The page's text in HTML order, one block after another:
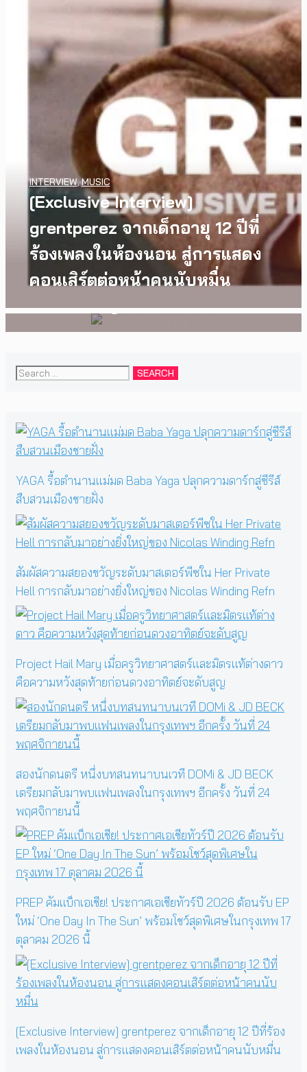
[Exclusive Interview]
grentperez จากเด็กอายุ 12 ปีที่
ร้องเพลงในห้องนอน สู่การแสดง
คอนเสิร์ตต่อหน้าคนนับหมื่น
INTERVIEW,MUSIC
I Wish You All the Best เรื่องราว
ของวัยรุ่นนอนไบนารี่ กับ
ครอบครัวที่เขาเลือกได้เอง ผล
งานการกำกับภาพยนตร์เรื่องแรก
ของ Tommy Dorfman
WATCH,LGBTQIAN+
Search
YAGA รื้อตำนานแม่มด Baba Yaga ปลุกความดาร์กสู่ซีรีส์
สืบสวนเมืองชายฝั่ง
สัมผัสความสยองขวัญระดับมาสเตอร์พีซใน Her Private
Hell การกลับมาอย่างยิ่งใหญ่ของ Nicolas Winding Refn
Project Hail Mary เมื่อครูวิทยาศาสตร์และมิตรแท้ต่างดาว
คือความหวังสุดท้ายก่อนดวงอาทิตย์จะดับสูญ
สองนักดนตรี หนึ่งบทสนทนาบนเวที DOMi & JD BECK
เตรียมกลับมาพบแฟนเพลงในกรุงเทพฯ อีกครั้ง วันที่ 24
พฤศจิกายนนี้
PREP คัมแบ็กเอเชีย! ประกาศเอเชียทัวร์ปี 2026 ต้อนรับ EP
ใหม่ ‘One Day In The Sun’ พร้อมโชว์สุดพิเศษในกรุงเทพ 17
ตุลาคม 2026 นี้
[Exclusive Interview] grentperez จากเด็กอายุ 12 ปีที่ร้อง
เพลงในห้องนอน สู่การแสดงคอนเสิร์ตต่อหน้าคนนับหมื่น